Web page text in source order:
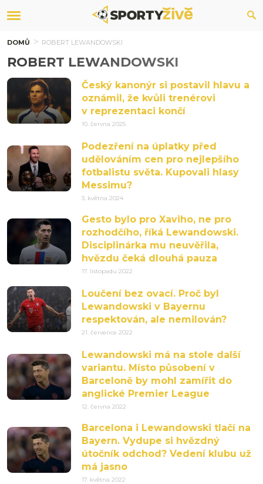
DOMŮ ROBERT LEWANDOWSKI
ROBERT LEWANDOWSKI
Český kanonýr si postavil hlavu a
oznámil, že kvůli trenérovi
v reprezentaci končí
10. června 2025
Podezření na úplatky před
udělováním cen pro nejlepšího
fotbalistu světa. Kupovali hlasy
Messimu?
3. května 2024
Gesto bylo pro Xaviho, ne pro
rozhodčího, říká Lewandowski.
Disciplinárka mu neuvěřila,
hvězdu čeká dlouhá pauza
17. listopadu 2022
Loučení bez ovací. Proč byl
Lewandowski v Bayernu
respektován, ale nemilován?
21. července 2022
Lewandowski má na stole další
variantu. Místo působení v
Barceloně by mohl zamířit do
anglické Premier League
12. června 2022
Barcelona i Lewandowski tlačí na
Bayern. Vydupe si hvězdný
útočník odchod? Vedení klubu už
má jasno
17. května 2022